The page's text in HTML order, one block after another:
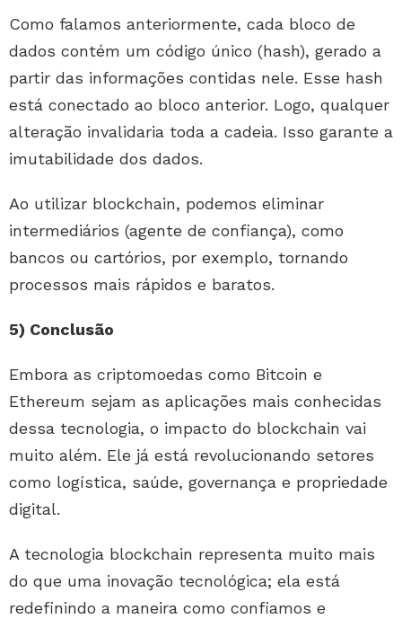
Como falamos anteriormente, cada bloco de
dados contém um código único (hash), gerado a
partir das informações contidas nele. Esse hash
está conectado ao bloco anterior. Logo, qualquer
alteração invalidaria toda a cadeia. Isso garante a
imutabilidade dos dados.
Ao utilizar blockchain, podemos eliminar
intermediários (agente de confiança), como
bancos ou cartórios, por exemplo, tornando
processos mais rápidos e baratos.
5) Conclusão
Embora as criptomoedas como Bitcoin e
Ethereum sejam as aplicações mais conhecidas
dessa tecnologia, o impacto do blockchain vai
muito além. Ele já está revolucionando setores
como logística, saúde, governança e propriedade
digital.
A tecnologia blockchain representa muito mais
do que uma inovação tecnológica; ela está
redefinindo a maneira como confiamos e